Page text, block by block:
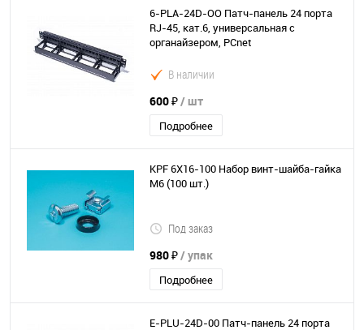
6-PLA-24D-OO Патч-панель 24 порта
RJ-45, кат.6, универсальная с
органайзером, PCnet
В наличии
600 ₽/ шт
Подробнее
KPF 6Х16-100 Набор винт-шайба-гайка
М6 (100 шт.)
Под заказ
980 ₽/ упак
Подробнее
E-PLU-24D-00 Патч-панель 24 порта